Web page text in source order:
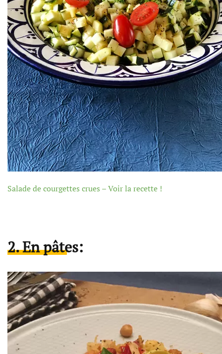
Salade de courgettes crues – Voir la recette !
2. En pâtes: